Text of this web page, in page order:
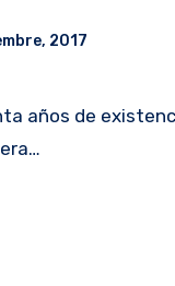
2017